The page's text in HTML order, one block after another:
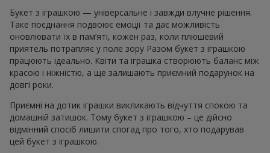
Букет з іграшкою — універсальне і завжди влучне рішення.
Таке поєднання подвоює емоції та дає можливість
оновлювати їх в пам’яті, кожен раз, коли плюшевий
приятель потрапляє у поле зору Разом букет з іграшкою
працюють ідеально. Квіти та іграшка створюють баланс між
красою і ніжністю, а ще залишають приємний подарунок на
довгі роки.
Приємні на дотик іграшки викликають відчуття спокою та
домашній затишок. Тому букет з іграшкою – це дійсно
відмінний спосіб лишити спогад про того, хто подарував
цей букет з іграшкою.